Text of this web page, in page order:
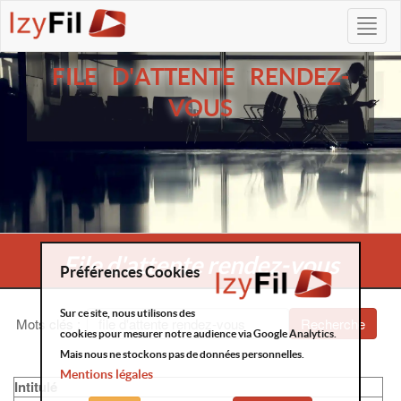
FILE D'ATTENTE RENDEZ-
VOUS
File d'attente rendez-vous
Mots clés Recherche
Intitulé
Préférences Cookies
Sur ce site, nous utilisons des
cookies pour mesurer notre audience via Google Analytics.
Mais nous ne stockons pas de données personnelles.
Mentions légales